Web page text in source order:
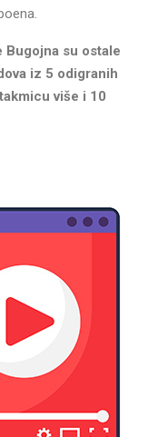
su ostale
iz 5 odigranih
više i 10